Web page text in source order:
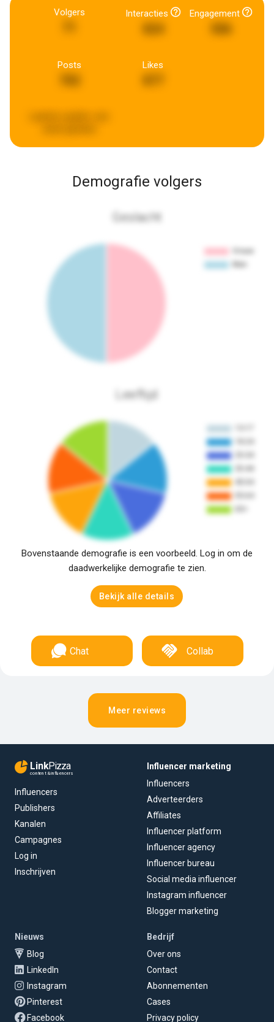
Volgers Interacties Engagement
506
Posts Likes
Demografie volgers
Geslacht
Leeftijd
Bovenstaande demografie is een voorbeeld. Log in om de
daadwerkelijke demografie te zien.
Bekijk alle details
Chat Collab
Meer reviews
LinkPizza
content & influencers
Influencers
Publishers
Kanalen
Campagnes
Log in
Inschrijven
Influencer marketing
Influencers
Adverteerders
Affiliates
Influencer platform
Influencer agency
Influencer bureau
Social media influencer
Instagram influencer
Blogger marketing
Nieuws
Blog
LinkedIn
Instagram
Pinterest
Facebook
Bedrijf
Over ons
Contact
Abonnementen
Cases
Privacy policy